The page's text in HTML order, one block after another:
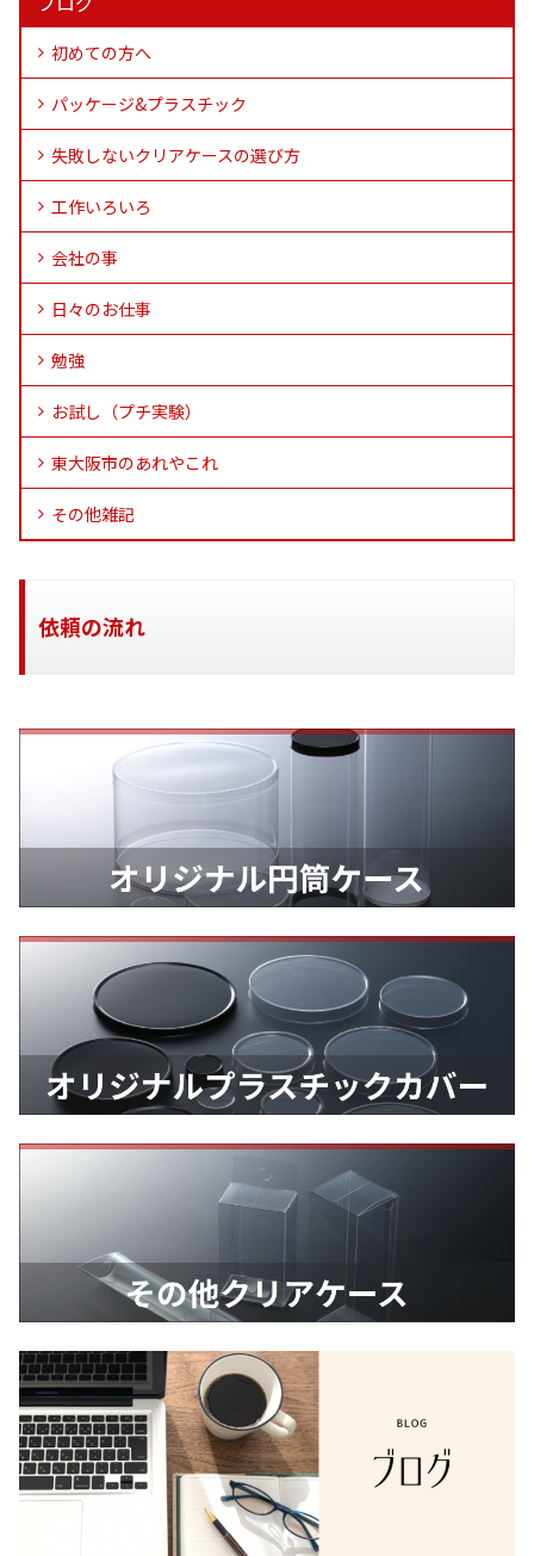
初めての方へ
パッケージ&プラスチック
失敗しないクリアケースの選び方
工作いろいろ
会社の事
日々のお仕事
勉強
お試し（プチ実験）
東大阪市のあれやこれ
その他雑記
依頼の流れ